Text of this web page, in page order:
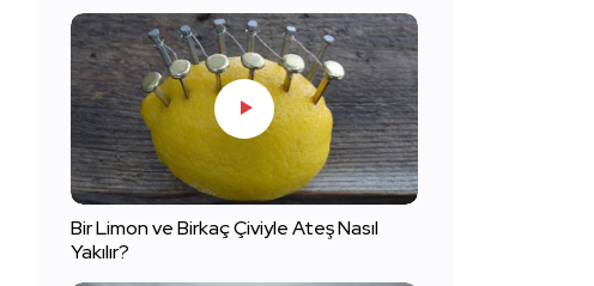
Bir Limon ve Birkaç Çiviyle Ateş Nasıl
Yakılır?